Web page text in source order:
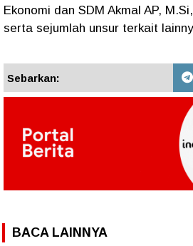
Ekonomi dan SDM Akmal AP,
serta sejumlah unsur terkait
Sebarkan:
BACA LAINNYA